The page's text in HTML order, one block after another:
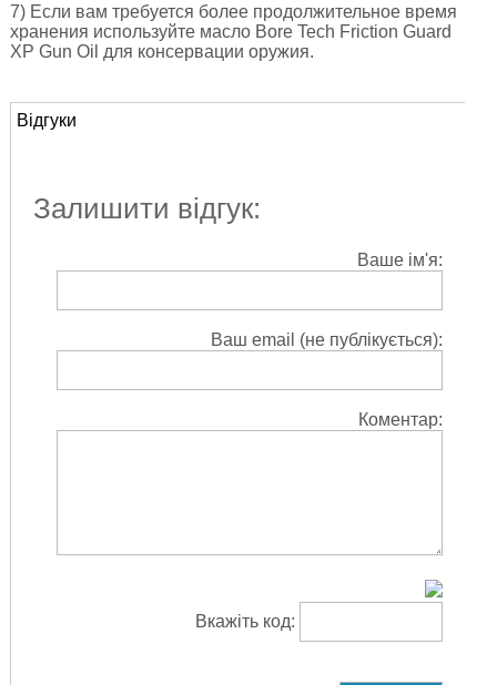
7) Если вам требуется более продолжительное время
хранения используйте масло Bore Tech Friction Guard
XP Gun Oil для консервации оружия.
Відгуки
Залишити відгук:
Ваше ім'я:
Ваш email (не публікується):
Коментар:
Вкажіть код: